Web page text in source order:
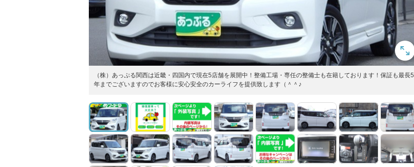
（株）あっぷる関西は近畿・四国内で現在5店舗を展開中！整備工場・専任の整備士も在籍しております！保証も最長5
年までございますのでお客様に安心安全のカーライフを提供致します（＾＾♪